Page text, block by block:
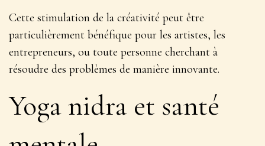
Cette stimulation de la créativité peut être
particulièrement bénéfique pour les artistes, les
entrepreneurs, ou toute personne cherchant à
résoudre des problèmes de manière innovante.
Yoga nidra et santé